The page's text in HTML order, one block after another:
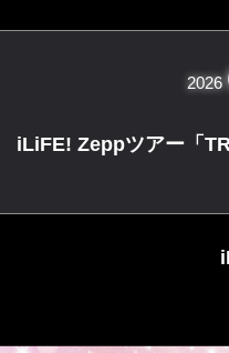
2026
iLiFE! Zeppツアー「